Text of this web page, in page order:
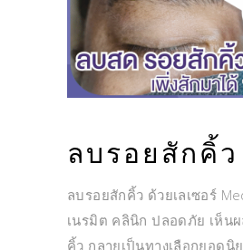
ลบรอยสักคิ้ว
ลบรอยสักคิ้ว ด้วยเลเซอร์
เนรมิต คลินิก ปลอดภัย เห็น
คิ้ว กลายเป็นทางเลือกยอดนิ